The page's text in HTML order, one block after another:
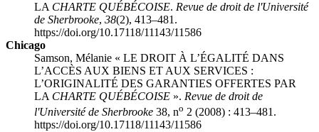
LA CHARTE QUÉBÉCOISE. Revue de droit de l'Université
de Sherbrooke, 38(2), 413–481.
https://doi.org/10.17118/11143/11586
Chicago
Samson, Mélanie « LE DROIT À L’ÉGALITÉ DANS
L’ACCÈS AUX BIENS ET AUX SERVICES :
L’ORIGINALITÉ DES GARANTIES OFFERTES PAR
LA CHARTE QUÉBÉCOISE ». Revue de droit de
l'Université de Sherbrooke 38, no 2 (2008) : 413–481.
https://doi.org/10.17118/11143/11586